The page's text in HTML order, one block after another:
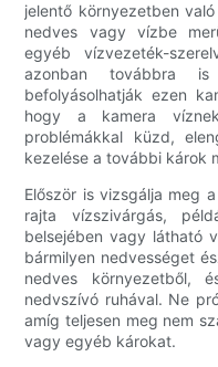
jelentő környezetben
nedves vagy vízbe
egyéb vízvezeték-
azonban továbbra is
befolyásolhatják ezen
hogy a kamera
problémákkal küzd,
kezelése a további károk
Először is vizsgálja meg
rajta vízszivárgás,
belsejében vagy látható
bármilyen nedvességet
nedves környezetből,
nedvszívó ruhával. Ne
amíg teljesen meg nem
vagy egyéb károkat.